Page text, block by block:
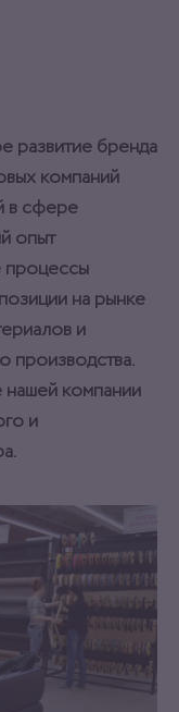
бренда
компаний
в сфере
опыт
процессы
на рынке
и
производства.
нашей компании
и